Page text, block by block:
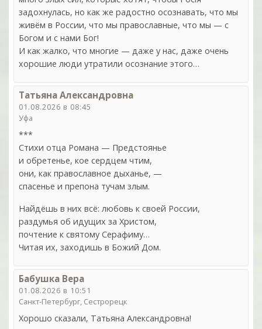
задохнулась, но как же радостно осознавать, что мы
живём в России, что мы православные, что мы — с
Богом и с нами Бог!
И как жалко, что многие — даже у нас, даже очень
хорошие люди утратили осознание этого…
Татьяна Александровна
01.08.2026 в 08:45
Уфа
***
Стихи отца Романа — Предстоянье
и обретенье, кое сердцем чтим,
они, как православное дыханье, —
cпасенье и препона тучам злым.
Найдёшь в них всё: любовь к своей России,
раздумья об идущих за Христом,
почтение к святому Серафиму…
Читая их, заходишь в Божий Дом.
Бабушка Вера
01.08.2026 в 10:51
Санкт-Петербург, Сестрорецк
Хорошо сказали, Татьяна Александровна!